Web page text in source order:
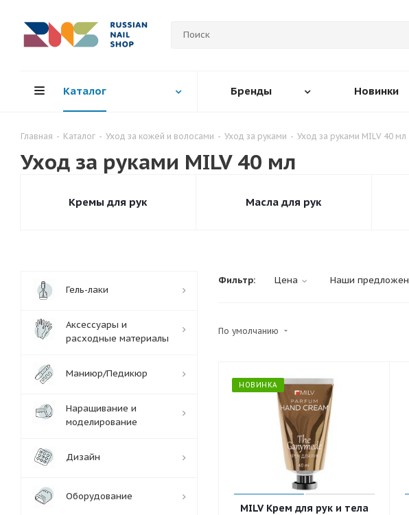
Каталог Бренды Новинки
Главная - Каталог - Уход за кожей и волосами - Уход за руками - Уход за руками MILV 40 мл
Уход за руками MILV 40 мл
Кремы для рук Масла для рук
Фильтр: Цена Наши
По умолчанию
НОВИНКА
MILV Крем для рук и тела
Гель-лаки
Аксессуары и
расходные материалы
Маниюр/Педикюр
Наращивание и
моделирование
Дизайн
Оборудование